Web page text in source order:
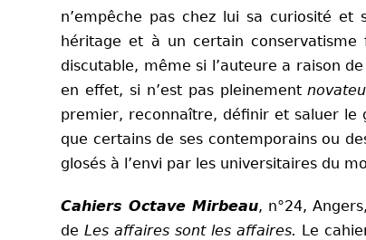
n’empêche pas chez lui sa curiosité
héritage et à un certain
discutable, même si l’auteure a raison
en effet, si n’est pas pleinement
premier, reconnaître, définir et saluer le
que certains de ses contemporains ou
glosés à l’envi par les universitaires du
Cahiers Octave Mirbeau, n°24,
deLes affaires sont les affaires. Le